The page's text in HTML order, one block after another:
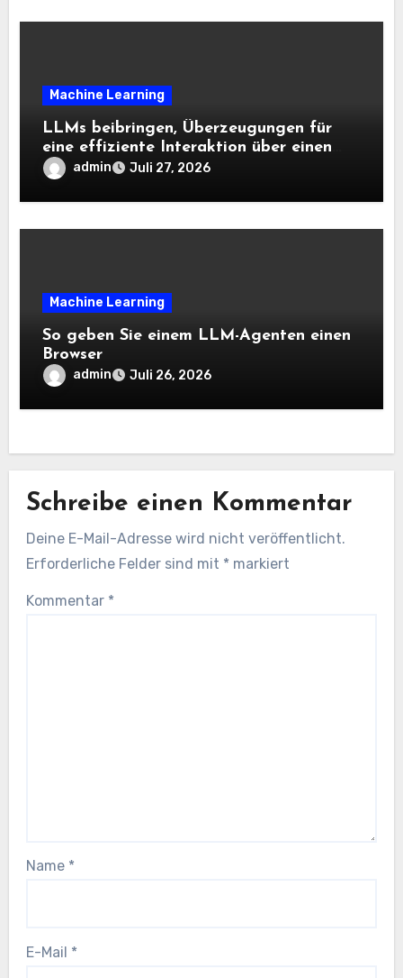
Machine Learning
LLMs beibringen, Überzeugungen für
eine effiziente Interaktion über einen
langen Horizont hinweg zu aktualisieren
– The Berkeley Synthetic Intelligence
Analysis Weblog
admin Juli 27, 2026
Machine Learning
So geben Sie einem LLM-Agenten einen
Browser
admin Juli 26, 2026
Schreibe einen Kommentar
Deine E-Mail-Adresse wird nicht veröffentlicht.
Erforderliche Felder sind mit * markiert
Kommentar *
Name *
E-Mail *